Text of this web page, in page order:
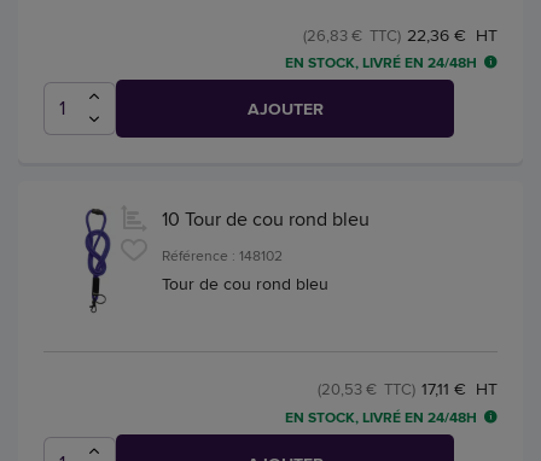
22,36 € HT
(26,83 € TTC)
EN STOCK, LIVRÉ EN 24/48H
AJOUTER
10 Tour de cou rond bleu
Référence : 148102
Tour de cou rond bleu
17,11 € HT
(20,53 € TTC)
EN STOCK, LIVRÉ EN 24/48H